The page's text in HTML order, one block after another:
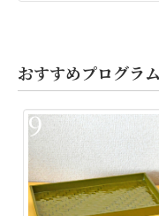
おすすめプログラム
9